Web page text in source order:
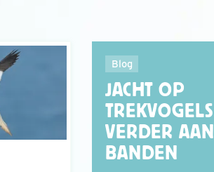
Blog
JACHT OP
TREKVOGELS
VERDER AAN
BANDEN